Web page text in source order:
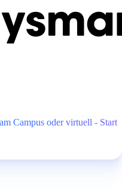
Campus oder virtuell - Start